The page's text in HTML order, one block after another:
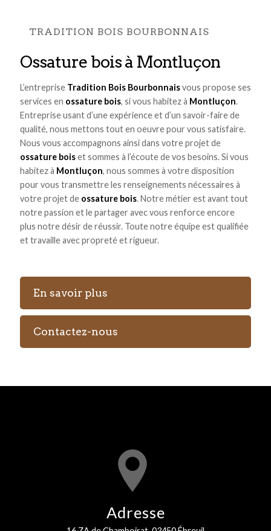
TRADITION BOIS BOURBONNAIS
ossature bois à Montluçon
L’entreprise Tradition Bois Bourbonnaisvous propose ses
services en ossature bois, si vous habitez à Montluçon.
Entreprise usant d’une expérience et d’un savoir-faire de
qualité, nous mettons tout en oeuvre pour vous satisfaire.
Nous vous accompagnons ainsi dans votre projet de
ossature boiset sommes à l’écoute de vos besoins. Si vous
habitez à Montluçon, nous sommes à votre disposition
pour vous transmettre les renseignements nécessaires à
votre projet de ossature bois. Notre métier est avant tout
notre passion et le partager avec vous renforce encore
plus notre désir de réussir. Toute notre équipe est qualifiée
et travaille avec propreté et rigueur.
En savoir plus
Contactez-nous
Adresse